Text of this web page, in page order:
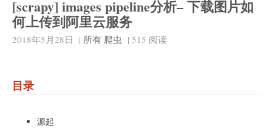
[scrapy] images pipeline分析– 下载图片如
何上传到阿里云服务
2018年5月28日 | 所有 爬虫 | 515 阅读
目录
源起